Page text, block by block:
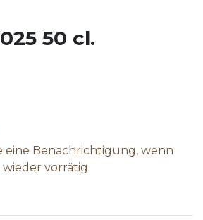
50 cl.
eine Benachrichtigung, wenn
wieder vorrätig